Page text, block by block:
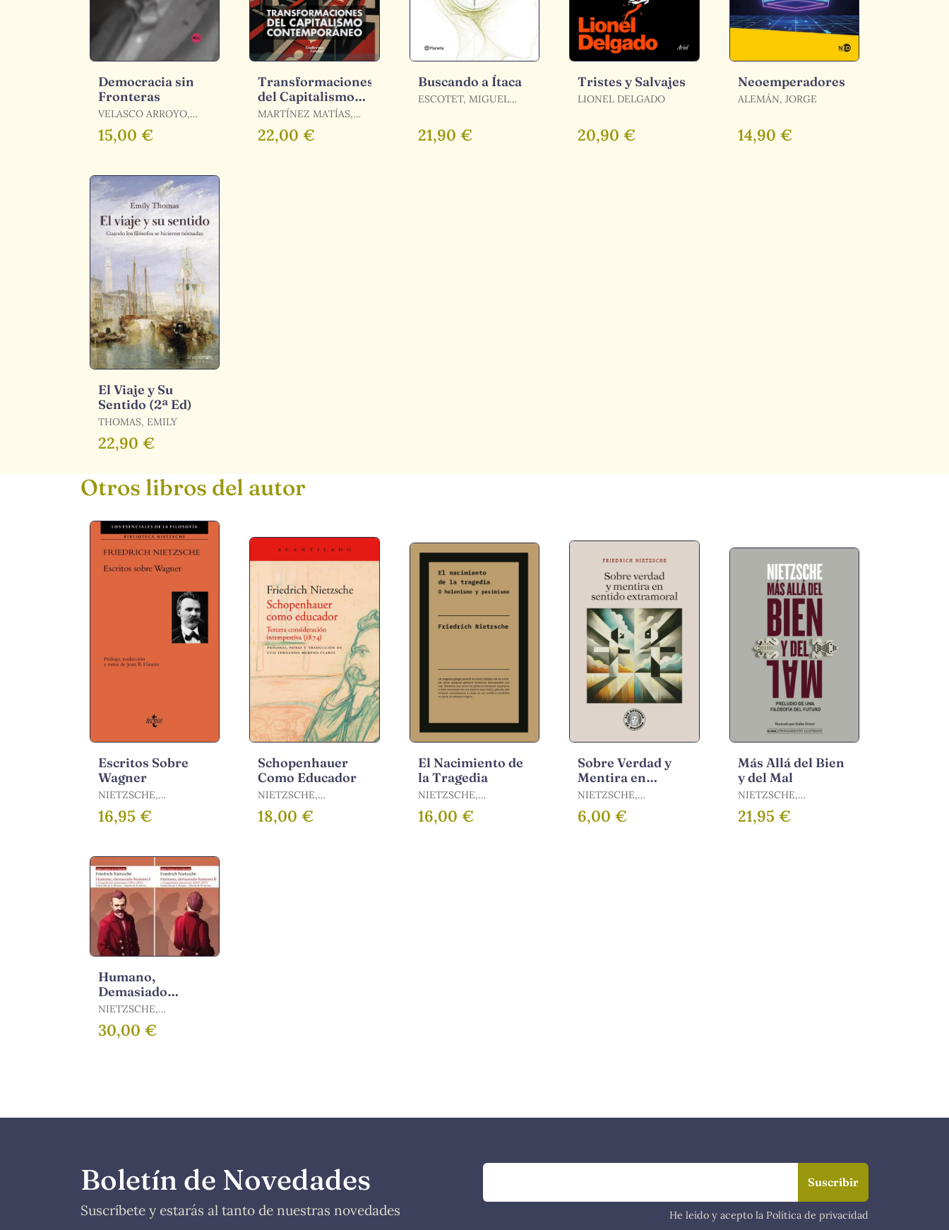
Democracia sin
Fronteras
VELASCO ARROYO,
JUAN CARLOS
15,00 €
Transformaciones
del Capitalismo
Contemporáneo
MARTÍNEZ MATÍAS,
PALOMA (ED.)
22,00 €
Buscando a Ítaca
ESCOTET, MIGUEL
21,90 €
Tristes y Salvajes
LIONEL DELGADO
20,90 €
Neoemperadores
ALEMÁN, JORGE
14,90 €
El Viaje y Su
Sentido (2ª Ed)
THOMAS, EMILY
22,90 €
Otros libros del autor
Escritos Sobre
Wagner
NIETZSCHE,
FRIEDRICH
16,95 €
Schopenhauer
Como Educador
NIETZSCHE,
FRIEDRICH
18,00 €
El Nacimiento de
la Tragedia
NIETZSCHE,
FRIEDRICH
16,00 €
Sobre Verdad y
Mentira en
Sentido
Extramoral
NIETZSCHE,
FRIEDRICH
6,00 €
Más Allá del Bien
y del Mal
NIETZSCHE,
FRIEDRICH
21,95 €
Humano,
Demasiado
Humano y
Fragmentos
Póstumos (1876-
NIETZSCHE,
FRIEDRICH
30,00 €
Boletín de Novedades
Suscríbete y estarás al tanto de nuestras novedades He leído y acepto la Política de privacidad